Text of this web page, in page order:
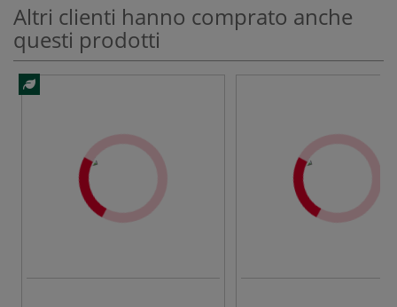
Altri clienti hanno comprato anche
questi prodotti